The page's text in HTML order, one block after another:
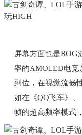
屏幕方面也是ROG
率的AMOLED电竞
到位，在视觉流畅
如在《QQ飞车》
帧的超高频率模式